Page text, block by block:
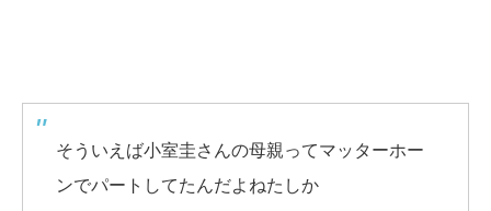
そういえば小室圭さんの母親ってマッターホー
ンでパートしてたんだよねたしか